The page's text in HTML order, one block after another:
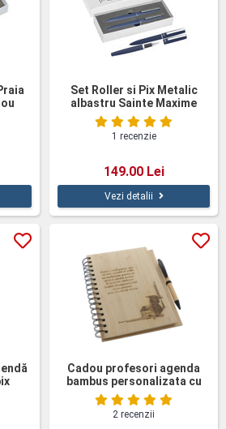
Set Roller si Pix Metalic
albastru Sainte Maxime
1 recenzie
149.00 Lei
Vezi detalii
Cadou profesori agenda
bambus personalizata cu
pix
2 recenzii